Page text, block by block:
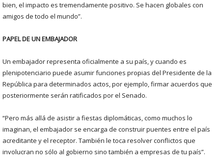
bien, el impacto es tremendamente positivo. Se hacen globales con
amigos de todo el mundo”.
PAPEL DE UN EMBAJADOR
Un embajador representa oficialmente a su país, y cuando es
plenipotenciario puede asumir funciones propias del Presidente de la
República para determinados actos, por ejemplo, firmar acuerdos que
posteriormente serán ratificados por el Senado.
“Pero más allá de asistir a fiestas diplomáticas, como muchos lo
imaginan, el embajador se encarga de construir puentes entre el país
acreditante y el receptor. También le toca resolver conflictos que
involucran no sólo al gobierno sino también a empresas de tu país”.